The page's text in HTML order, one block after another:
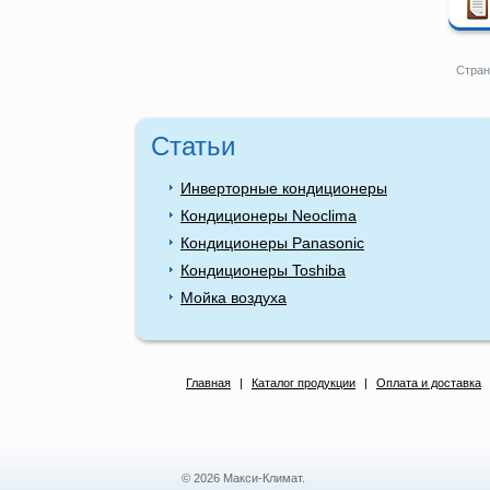
Статьи
Инверторные кондиционеры
Кондиционеры Neoclima
Кондиционеры Panasonic
Кондиционеры Toshiba
Мойка воздуха
Главная | Каталог продукции | Оплата и доставка
© 2026 Макси-Климат.